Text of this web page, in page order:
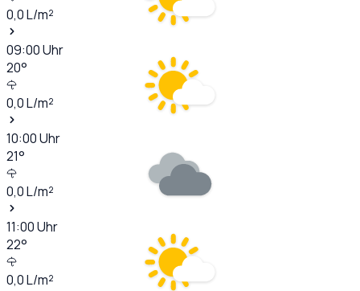
0,0L/m²
09:00Uhr
20°
0,0L/m²
10:00Uhr
21°
0,0L/m²
11:00Uhr
22°
0,0L/m²